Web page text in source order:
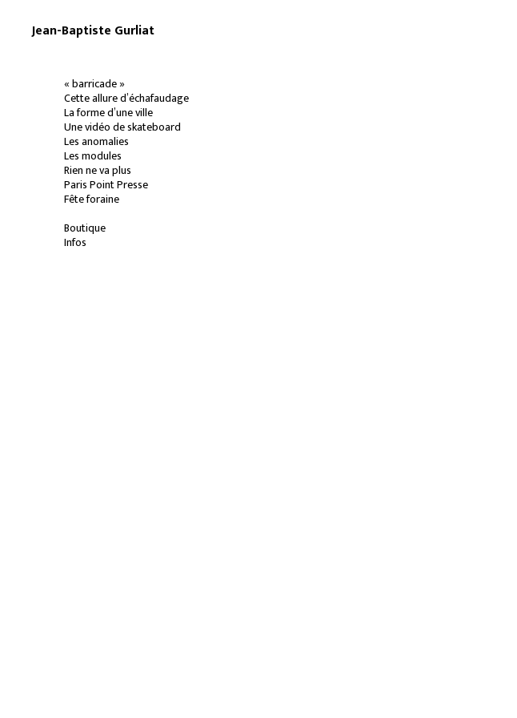
Jean-Baptiste Gurliat
« barricade »
Cette allure d’échafaudage
La forme d’une ville
Une vidéo de skateboard
Les anomalies
Les modules
Rien ne va plus
Paris Point Presse
Fête foraine
Boutique
Infos